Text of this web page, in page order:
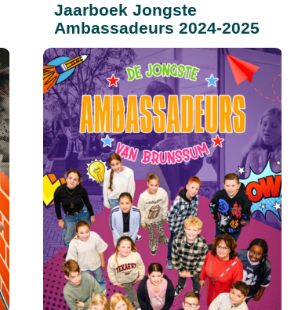
Jaarboek Jongste
Ambassadeurs 2024-2025